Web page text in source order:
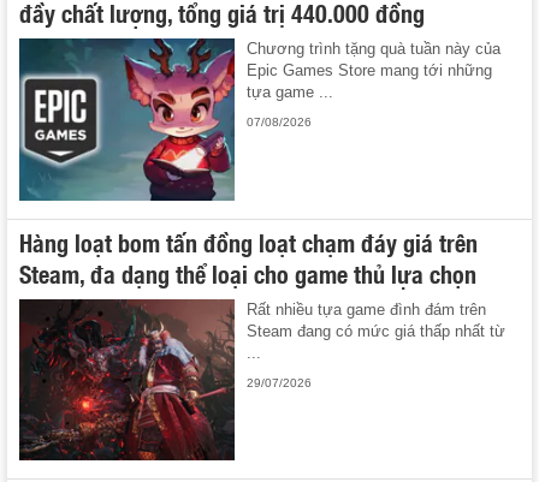
đầy chất lượng, tổng giá trị 440.000 đồng
Chương trình tặng quà tuần này của
Epic Games Store mang tới những
tựa game ...
07/08/2026
Hàng loạt bom tấn đồng loạt chạm đáy giá trên
Steam, đa dạng thể loại cho game thủ lựa chọn
Rất nhiều tựa game đình đám trên
Steam đang có mức giá thấp nhất từ
29/07/2026